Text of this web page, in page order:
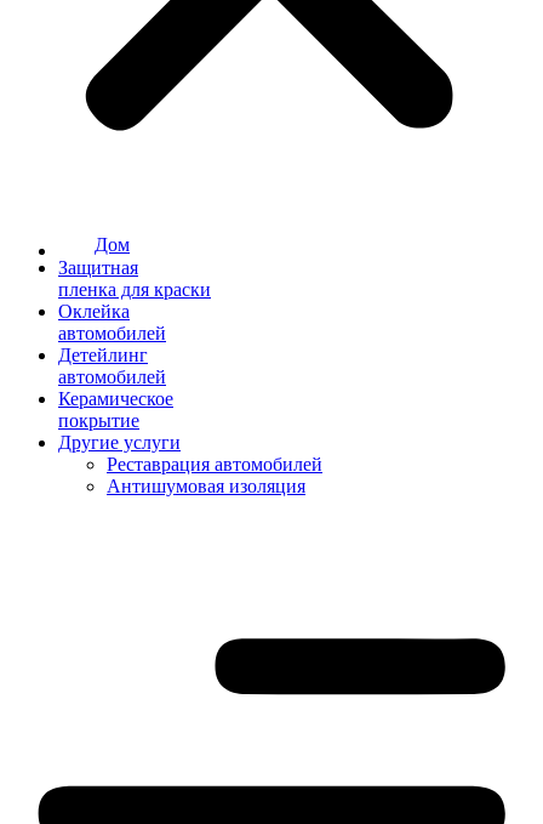
Дом
Защитная
пленка для краски
Оклейка
автомобилей
Детейлинг
автомобилей
Керамическое
покрытие
Другие услуги
Реставрация автомобилей
Антишумовая изоляция